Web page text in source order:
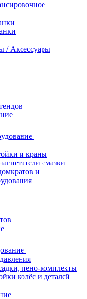
/ Аксессуары
и краны
смазки
и
пено-комплекты
колёс и деталей